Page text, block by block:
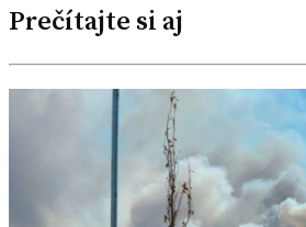
Prečítajte si aj